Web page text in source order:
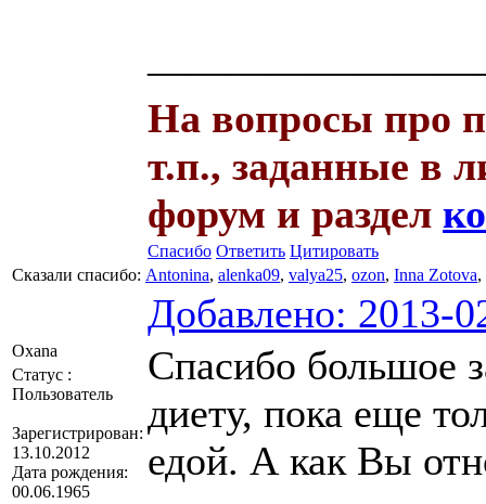
На вопросы про
т.п., заданные в
форум и раздел
Спасибо Ответить Цитировать
Сказали спасибо: Antonina, alenka09, valya25, ozon, Inna Zotova,
Добавлено: 2013-
Оxana
Статус :
Пользователь
Зарегистрирован:
13.10.2012
Дата рождения:
00.06.1965
Спасибо большое
диету, пока еще
едой. А как Вы